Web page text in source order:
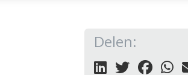
Delen: